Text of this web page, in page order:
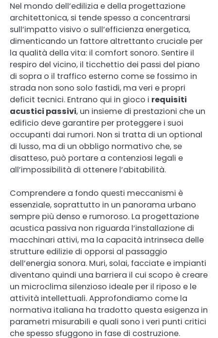
Nel mondo dell’edilizia e della progettazione
architettonica, si tende spesso a concentrarsi
sull’impatto visivo o sull’efficienza energetica,
dimenticando un fattore altrettanto cruciale per
la qualità della vita: il comfort sonoro. Sentire il
respiro del vicino, il ticchettio dei passi del piano
di sopra o il traffico esterno come se fossimo in
strada non sono solo fastidi, ma veri e propri
deficit tecnici. Entrano qui in gioco i requisiti
acustici passivi, un insieme di prestazioni che un
edificio deve garantire per proteggere i suoi
occupanti dai rumori. Non si tratta di un optional
di lusso, ma di un obbligo normativo che, se
disatteso, può portare a contenziosi legali e
all’impossibilità di ottenere l’abitabilità.
Comprendere a fondo questi meccanismi è
essenziale, soprattutto in un panorama urbano
sempre più denso e rumoroso. La progettazione
acustica passiva non riguarda l’installazione di
macchinari attivi, ma la capacità intrinseca delle
strutture edilizie di opporsi al passaggio
dell’energia sonora. Muri, solai, facciate e impianti
diventano quindi una barriera il cui scopo è creare
un microclima silenzioso ideale per il riposo e le
attività intellettuali. Approfondiamo come la
normativa italiana ha tradotto questa esigenza in
parametri misurabili e quali sono i veri punti critici
che spesso sfuggono in fase di costruzione.